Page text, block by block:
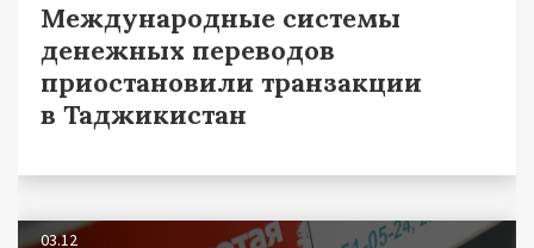
Международные системы
денежных переводов
приостановили транзакции
в Таджикистан
03.12